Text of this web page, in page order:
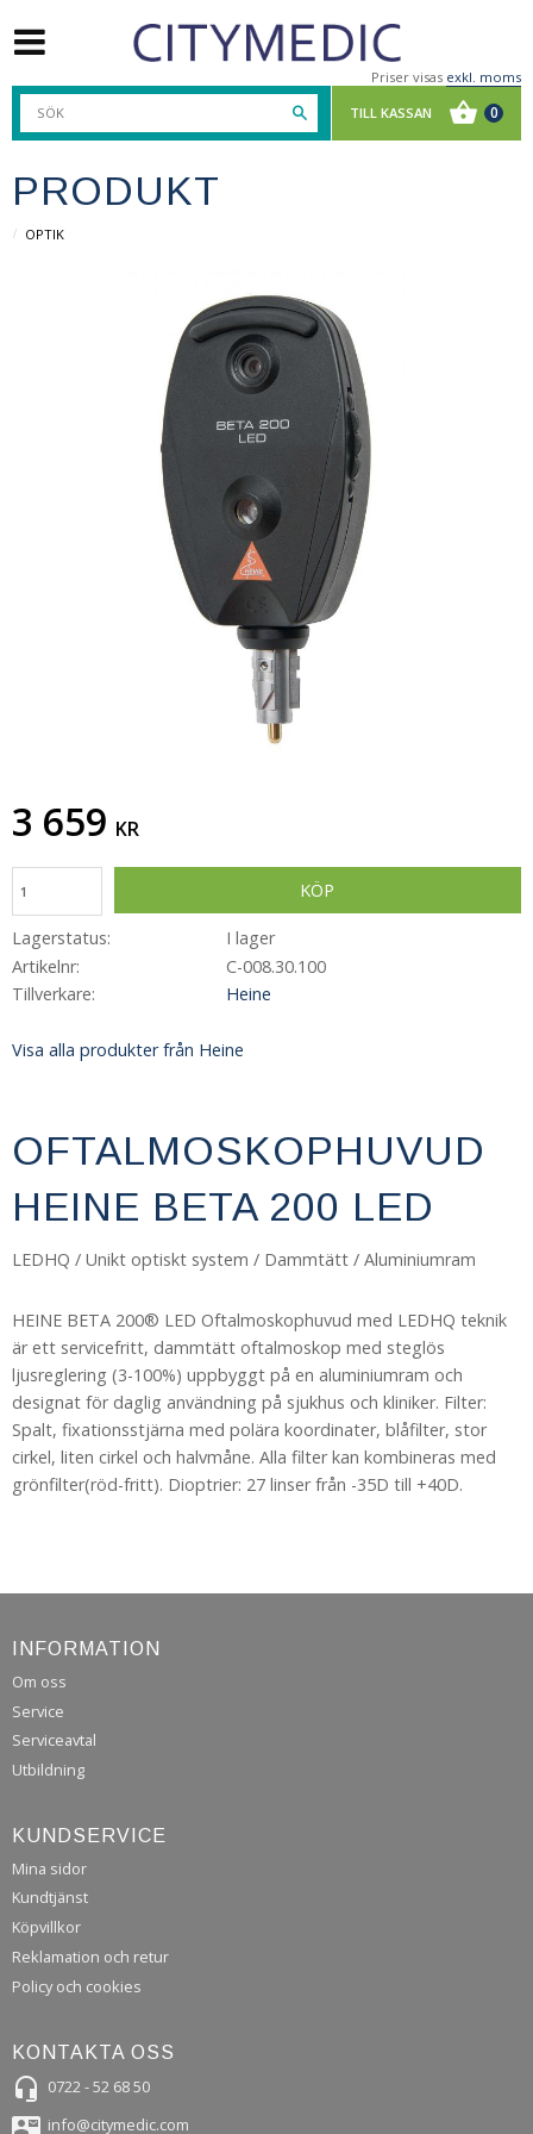
Priser visas exkl. moms
PRODUKT
OPTIK
3 659 KR
KÖP
Lagerstatus
I lager
Artikelnr
C-008.30.100
Tillverkare
Heine
Visa alla produkter från Heine
OFTALMOSKOPHUVUD
HEINE BETA 200 LED
LEDHQ / Unikt optiskt system / Dammtätt / Aluminiumram
HEINE BETA 200® LED Oftalmoskophuvud med LEDHQ teknik
är ett servicefritt, dammtätt oftalmoskop med steglös
ljusreglering (3-100%) uppbyggt på en aluminiumram och
designat för daglig användning på sjukhus och kliniker. Filter:
Spalt, fixationsstjärna med polära koordinater, blåfilter, stor
cirkel, liten cirkel och halvmåne. Alla filter kan kombineras med
grönfilter(röd-fritt). Dioptrier: 27 linser från -35D till +40D.
INFORMATION
Om oss
Service
Serviceavtal
Utbildning
KUNDSERVICE
Mina sidor
Kundtjänst
Köpvillkor
Reklamation och retur
Policy och cookies
KONTAKTA OSS
headset_mic 0722 - 52 68 50
contact_mail info@citymedic.com